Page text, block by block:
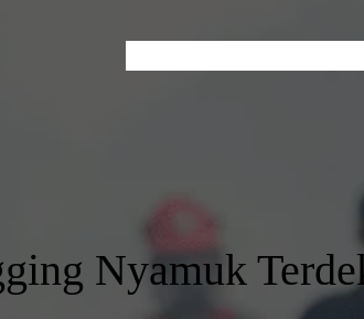
Nyamuk